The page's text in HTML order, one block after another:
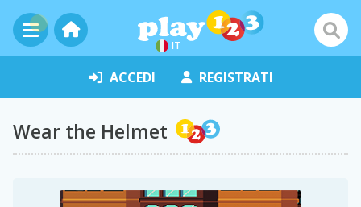
IT
ACCEDI REGISTRATI
Wear the Helmet